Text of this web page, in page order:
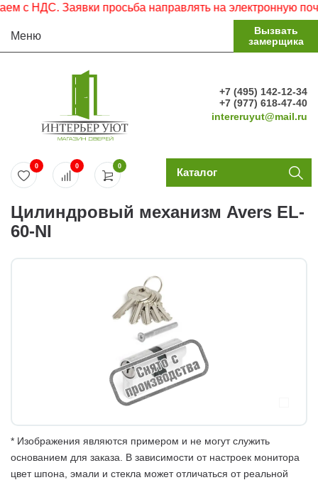
с НДС. Заявки просьба направлять на электронную почту.
Меню
Вызвать
замерщика
+7 (495) 142-12-34
+7 (977) 618-47-40
intereruyut@mail.ru
0
0 0 Каталог
Цилиндровый механизм Avers EL-
60-NI
* Изображения являются примером и не могут служить
основанием для заказа. В зависимости от настроек монитора
цвет шпона, эмали и стекла может отличаться от реальной